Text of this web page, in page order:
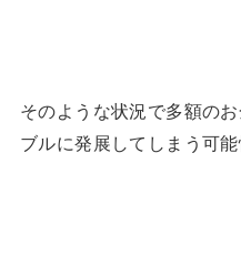
そのような状況で多額の
ブルに発展してしまう可能